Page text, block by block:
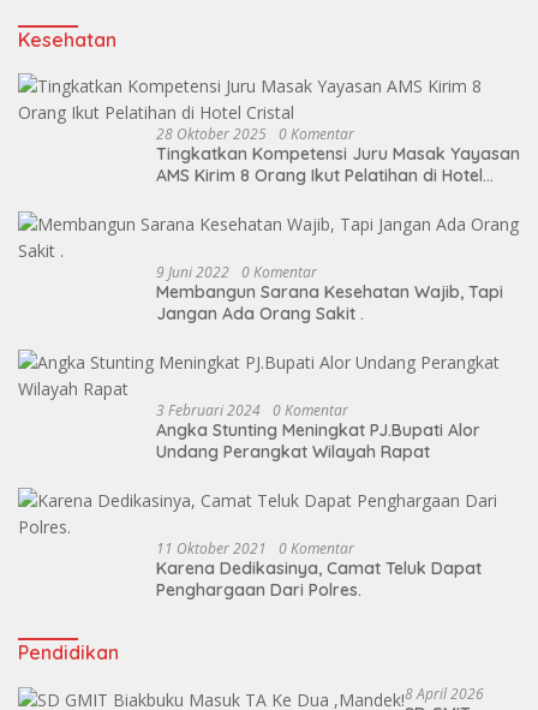
Kesehatan
28 Oktober 2025 0 Komentar
Tingkatkan Kompetensi Juru Masak Yayasan
AMS Kirim 8 Orang Ikut Pelatihan di Hotel
9 Juni 2022 0 Komentar
Membangun Sarana Kesehatan Wajib, Tapi
Jangan Ada Orang Sakit .
3 Februari 2024 0 Komentar
Angka Stunting Meningkat PJ.Bupati Alor
Undang Perangkat Wilayah Rapat
11 Oktober 2021 0 Komentar
Karena Dedikasinya, Camat Teluk Dapat
Penghargaan Dari Polres.
Pendidikan
8 April 2026